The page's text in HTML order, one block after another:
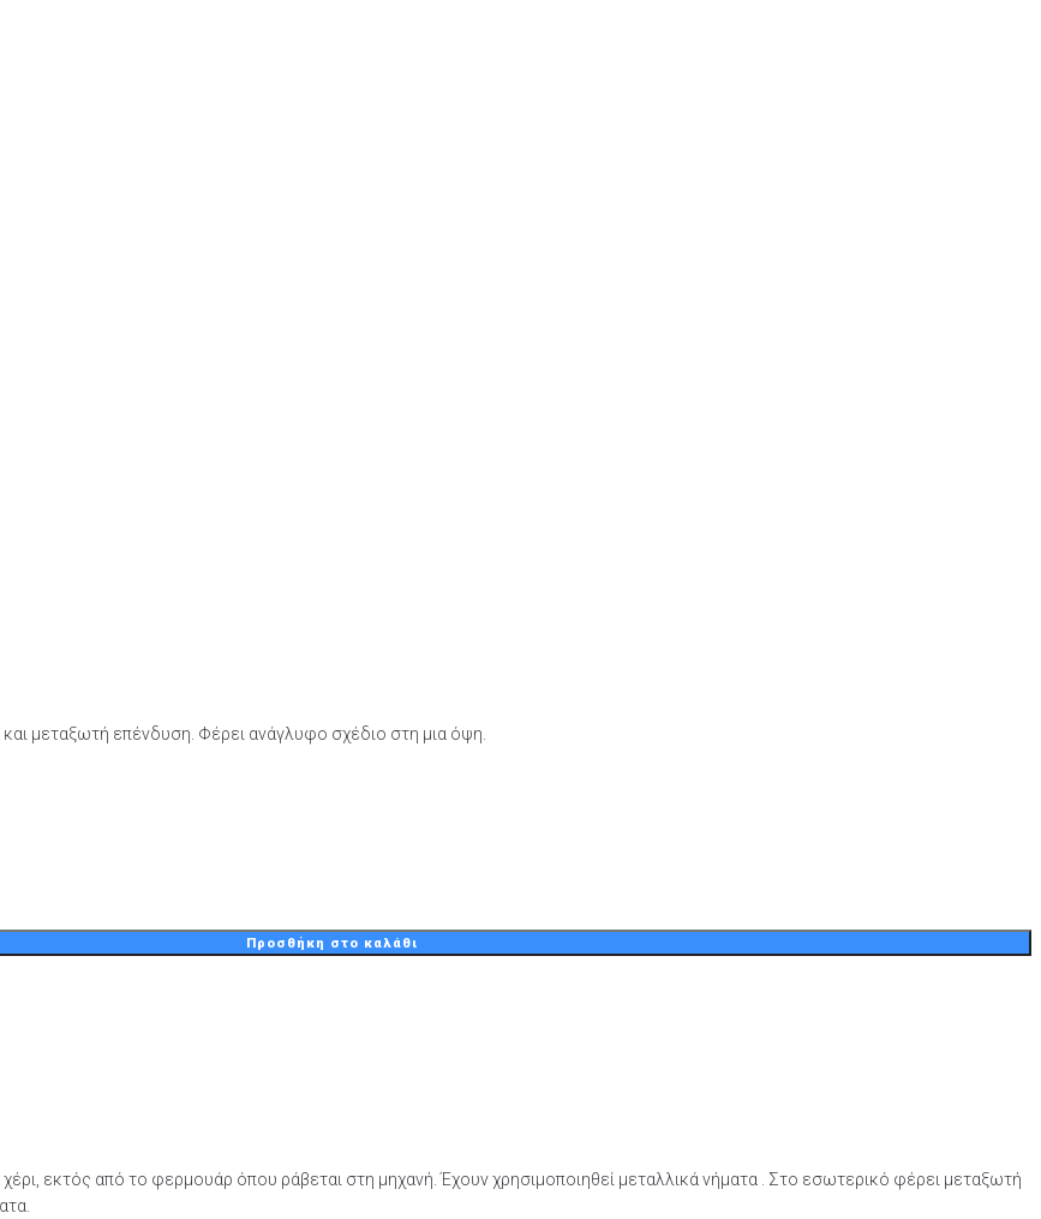
μεταξωτή επένδυση. Φέρει ανάγλυφο σχέδιο στη μια όψη.
Προσθήκη στο καλάθι
εκτός από το φερμουάρ όπου ράβεται στη μηχανή. Έχουν χρησιμοποιηθεί μεταλλικά νήματα . Στο εσωτερικό φέρει μεταξωτή